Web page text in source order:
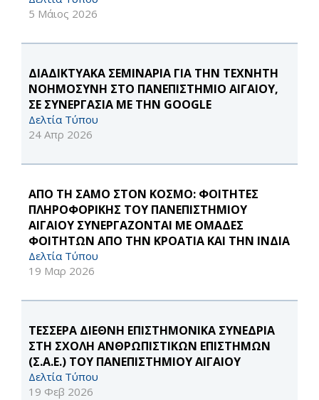
5 Μάιος 2026
ΔΙΑΔΙΚΤΥΑΚΑ ΣΕΜΙΝΑΡΙΑ ΓΙΑ ΤΗΝ ΤΕΧΝΗΤΗ
ΝΟΗΜΟΣΥΝΗ ΣΤΟ ΠΑΝΕΠΙΣΤΗΜΙΟ ΑΙΓΑΙΟΥ,
ΣΕ ΣΥΝΕΡΓΑΣΙΑ ΜΕ ΤΗΝ GOOGLE
Δελτία Τύπου
24 Απρ 2026
ΑΠΟ ΤΗ ΣΑΜΟ ΣΤΟΝ ΚΟΣΜΟ: ΦΟΙΤΗΤΕΣ
ΠΛΗΡΟΦΟΡΙΚΗΣ ΤΟΥ ΠΑΝΕΠΙΣΤΗΜΙΟΥ
ΑΙΓΑΙΟΥ ΣΥΝΕΡΓΑΖΟΝΤΑΙ ΜΕ ΟΜΑΔΕΣ
ΦΟΙΤΗΤΩΝ ΑΠΟ ΤΗΝ ΚΡΟΑΤΙΑ ΚΑΙ ΤΗΝ ΙΝΔΙΑ
Δελτία Τύπου
19 Μαρ 2026
ΤΕΣΣΕΡΑ ΔΙΕΘΝΗ ΕΠΙΣΤΗΜΟΝΙΚΑ ΣΥΝΕΔΡΙΑ
ΣΤΗ ΣΧΟΛΗ ΑΝΘΡΩΠΙΣΤΙΚΩΝ ΕΠΙΣΤΗΜΩΝ
(Σ.Α.Ε.) ΤΟΥ ΠΑΝΕΠΙΣΤΗΜΙΟΥ ΑΙΓΑΙΟΥ
Δελτία Τύπου
19 Φεβ 2026